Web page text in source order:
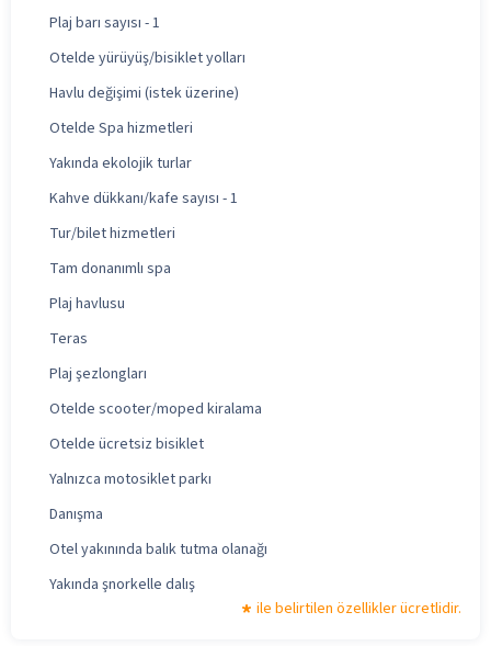
Plaj barı sayısı - 1
Otelde yürüyüş/bisiklet yolları
Havlu değişimi (istek üzerine)
Otelde Spa hizmetleri
Yakında ekolojik turlar
Kahve dükkanı/kafe sayısı - 1
Tur/bilet hizmetleri
Tam donanımlı spa
Plaj havlusu
Teras
Plaj şezlongları
Otelde scooter/moped kiralama
Otelde ücretsiz bisiklet
Yalnızca motosiklet parkı
Danışma
Otel yakınında balık tutma olanağı
Yakında şnorkelle dalış
ile belirtilen özellikler ücretlidir.